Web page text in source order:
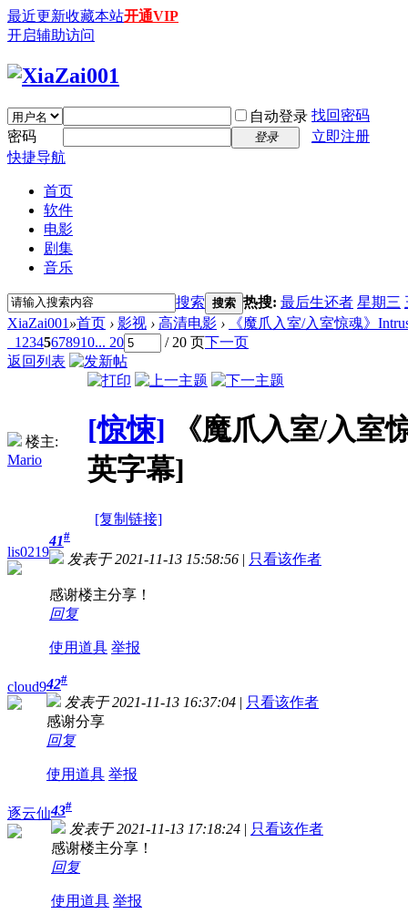
最近更新收藏本站开通VIP
开启辅助访问
自动登录 找回密码
密码
登录
立即注册
快捷导航
首页
软件
电影
剧集
音乐
搜索 搜索 热搜: 最后生还者 星期三
XiaZai001 »首页 › 影视 › 高清电影 ›
《魔爪入室/入室惊魂》
1 2345678910... 20 / 20 页下一页
返回列表
楼主:
Mario
[惊悚]
《魔爪入室/入室
英字幕]
[复制链接]
lis0219
41#
发表于 2021-11-13 15:58:56 | 只看该作者
感谢楼主分享！
回复
使用道具 举报
cloud942#
发表于 2021-11-13 16:37:04 | 只看该作者
感谢分享
回复
使用道具 举报
逐云仙43#
发表于 2021-11-13 17:18:24 | 只看该作者
感谢楼主分享！
回复
使用道具 举报